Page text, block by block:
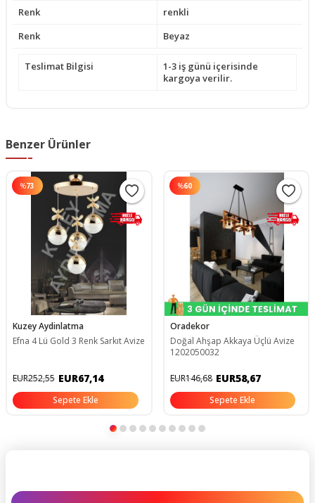
Renk
renkli
Renk
Beyaz
Teslimat Bilgisi
1-3 iş günü içerisinde
kargoya verilir.
Benzer Ürünler
%73
Kuzey Aydinlatma
Efna 4 Lü Gold 3 Renk Sarkıt Avize
EUR252,55 EUR67,14
Sepete Ekle
%60
Oradekor
Doğal Ahşap Akkaya Üçlü Avize
1202050032
EUR146,68 EUR58,67
Sepete Ekle